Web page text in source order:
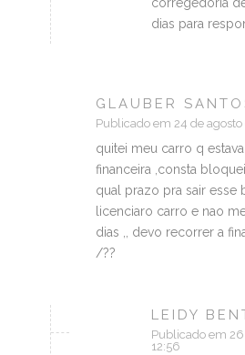
corregedoria
dias para
GLAUBER
Publicado em 24 de agosto
quitei meu carro q
financeira ,consta
qual prazo pra sair
licenciaro carro e nao
dias ,, devo recorrer a
/??
LEIDY
Publicado em
12:56